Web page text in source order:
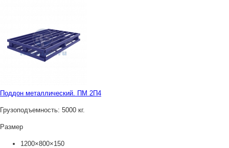
Поддон металлический. ПМ 2П4
Грузоподъемность: 5000 кг.
Размер
1200×800×150